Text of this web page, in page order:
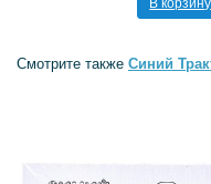
Смотрите также Синий